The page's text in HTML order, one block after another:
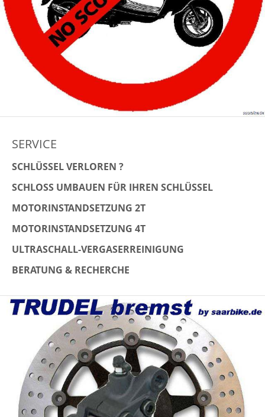
SERVICE
SCHLÜSSEL VERLOREN ?
SCHLOSS UMBAUEN FÜR IHREN SCHLÜSSEL
MOTORINSTANDSETZUNG 2T
MOTORINSTANDSETZUNG 4T
ULTRASCHALL-VERGASERREINIGUNG
BERATUNG & RECHERCHE